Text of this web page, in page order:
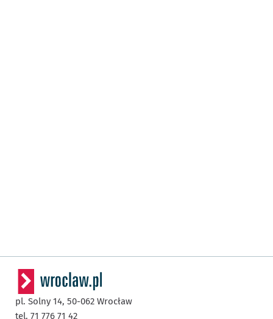
pl. Solny 14, 50-062 Wrocław
tel. 71 776 71 42